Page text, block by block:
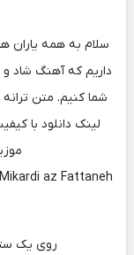
سلام به همه یاران
داریم که آهنگ شاد
شما کنیم. متن
az Fattaneh
روی یک